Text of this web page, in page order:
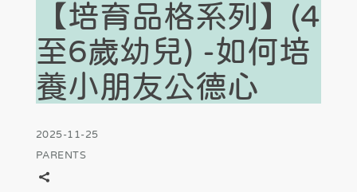
【培育品格系列】(4
至6歲幼兒) -如何培
養小朋友公德心
2025-11-25
PARENTS